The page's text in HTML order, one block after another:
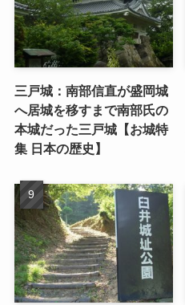
三戸城：南部信直が盛岡城
へ居城を移すまで南部氏の
本城だった三戸城【お城特
集 日本の歴史】